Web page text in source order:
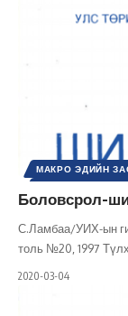
МАКРО ЭДИЙН
НИЙГМИЙН
ЭДИЙН ЗАСАГ
Боловсрол-
С.Ламбаа/УИХ-ын
толь №20, 1997
2020-03-04